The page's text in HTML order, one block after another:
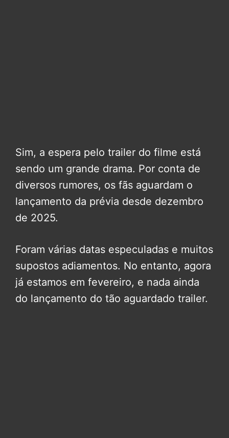
Sim, a espera pelo trailer do filme está
sendo um grande drama. Por conta de
diversos rumores, os fãs aguardam o
lançamento da prévia desde dezembro
de 2025.
Foram várias datas especuladas e muitos
supostos adiamentos. No entanto, agora
já estamos em fevereiro, e nada ainda
do lançamento do tão aguardado trailer.